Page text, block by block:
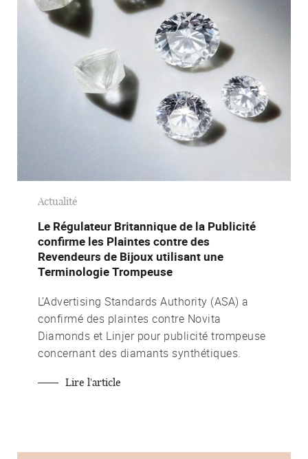
Actualité
Le Régulateur Britannique de la Publicité
confirme les Plaintes contre des
Revendeurs de Bijoux utilisant une
Terminologie Trompeuse
L’Advertising Standards Authority (ASA) a
confirmé des plaintes contre Novita
Diamonds et Linjer pour publicité trompeuse
concernant des diamants synthétiques.
Lire l'article